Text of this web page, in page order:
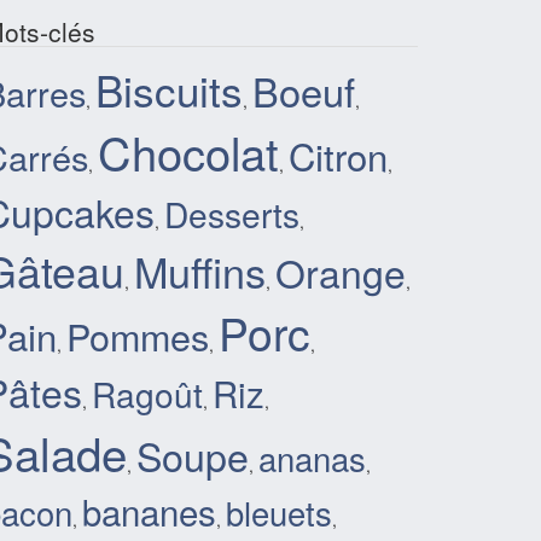
clés
, Biscuits, Boeuf,
, Chocolat, Citron,
, Desserts,
, Muffins, Orange,
, Pommes, Porc,
, Ragoût, Riz,
, Soupe, ananas,
, bananes, bleuets,